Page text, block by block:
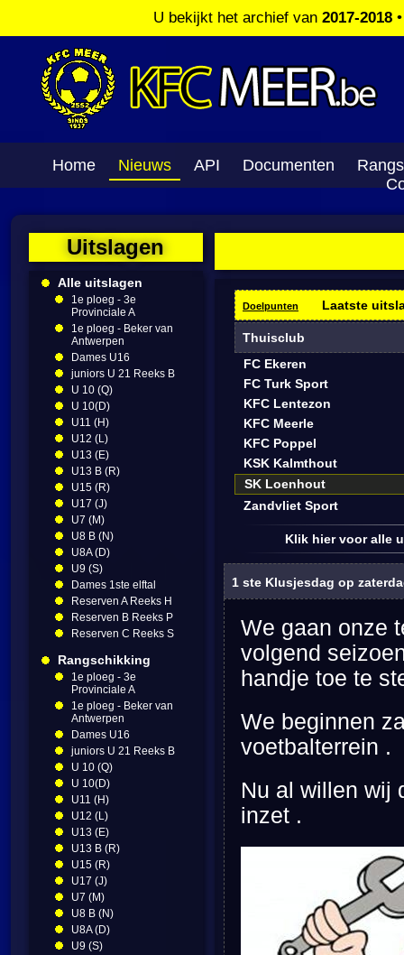
U bekijkt het archief van 2017-2018
Home Nieuws API Documenten
Uitslagen
Alle uitslagen
1e ploeg - 3e
Provinciale A
1e ploeg - Beker van
Antwerpen
Dames U16
juniors U 21 Reeks B
U 10 (Q)
U 10(D)
U11 (H)
U12 (L)
U13 (E)
U13 B (R)
U15 (R)
U17 (J)
U7 (M)
U8 B (N)
U8A (D)
U9 (S)
Dames 1ste elftal
Reserven A Reeks H
Reserven B Reeks P
Reserven C Reeks S
Rangschikking
1e ploeg - 3e
Provinciale A
1e ploeg - Beker van
Antwerpen
Dames U16
juniors U 21 Reeks B
U 10 (Q)
U 10(D)
U11 (H)
U12 (L)
U13 (E)
U13 B (R)
U15 (R)
U17 (J)
U7 (M)
U8 B (N)
U8A (D)
U9 (S)
Doelpunten Laatste
Thuisclub
FC Ekeren
FC Turk Sport
KFC Lentezon
KFC Meerle
KFC Poppel
KSK Kalmthout
SK Loenhout
Zandvliet Sport
Klik hier voor alle
1 ste Klusjesdag op
We gaan onze
volgend
handje toe te
We beginnen
voetbalterrein .
Nu al willen wij
inzet .